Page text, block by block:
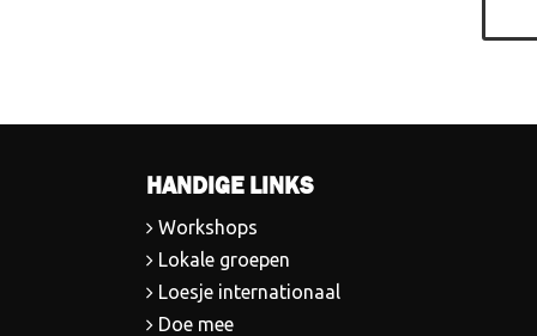
HANDIGE LINKS
Workshops
Lokale groepen
Loesje internationaal
Doe mee